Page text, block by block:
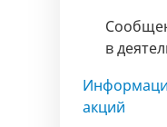
в
акций